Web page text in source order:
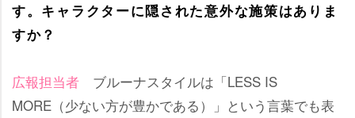
す。キャラクターに隠された意外な施策はありま
すか？
広報担当者 ブルーナスタイルは「LESS IS
MORE（少ない方が豊かである）」という言葉でも表